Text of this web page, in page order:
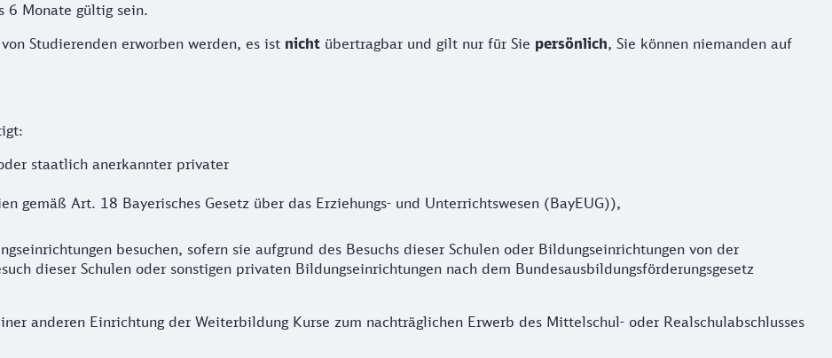
6 Monate gültig sein.
von Studierenden erworben werden, es ist nicht übertragbar und gilt nur für Sie persönlich, Sie können niemanden auf
staatlich anerkannter privater
gemäß Art. 18 Bayerisches Gesetz über das Erziehungs- und Unterrichtswesen (BayEUG)),
besuchen, sofern sie aufgrund des Besuchs dieser Schulen oder Bildungseinrichtungen von der
dieser Schulen oder sonstigen privaten Bildungseinrichtungen nach dem Bundesausbildungsförderungsgesetz
anderen Einrichtung der Weiterbildung Kurse zum nachträglichen Erwerb des Mittelschul- oder Realschulabschlusses